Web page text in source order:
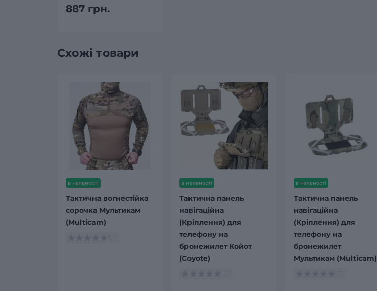
887 грн.
Схожі товари
в наявності
Тактична вогнестійка
сорочка Мультикам
(Multicam)
в наявності
Тактична панель
навігаційна
(Кріплення) для
телефону на
бронежилет Койот
(Coyote)
в наявності
Тактична панель
навігаційна
(Кріплення) для
телефону на
бронежилет
Мультикам (Multicam)